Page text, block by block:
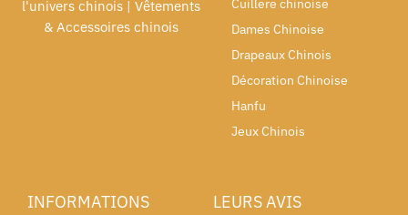
l'univers chinois | Vêtements
& Accessoires chinois
Cuillere chinoise
Dames Chinoise
Drapeaux Chinois
Décoration Chinoise
Hanfu
Jeux Chinois
INFORMATIONS LEURS AVIS